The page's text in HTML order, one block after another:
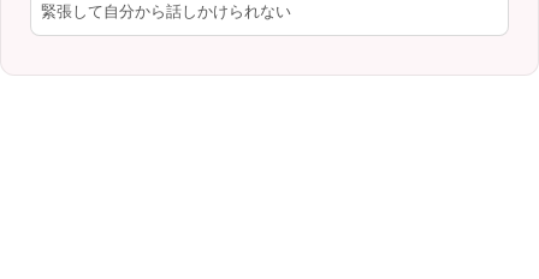
緊張して自分から話しかけられない